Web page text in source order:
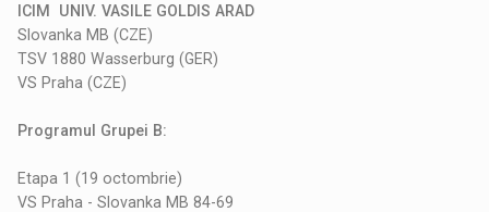
ICIM UNIV. VASILE GOLDIS ARAD
Slovanka MB (CZE)
TSV 1880 Wasserburg (GER)
VS Praha (CZE)
Programul Grupei B:
Etapa 1 (19 octombrie)
VS Praha - Slovanka MB 84-69